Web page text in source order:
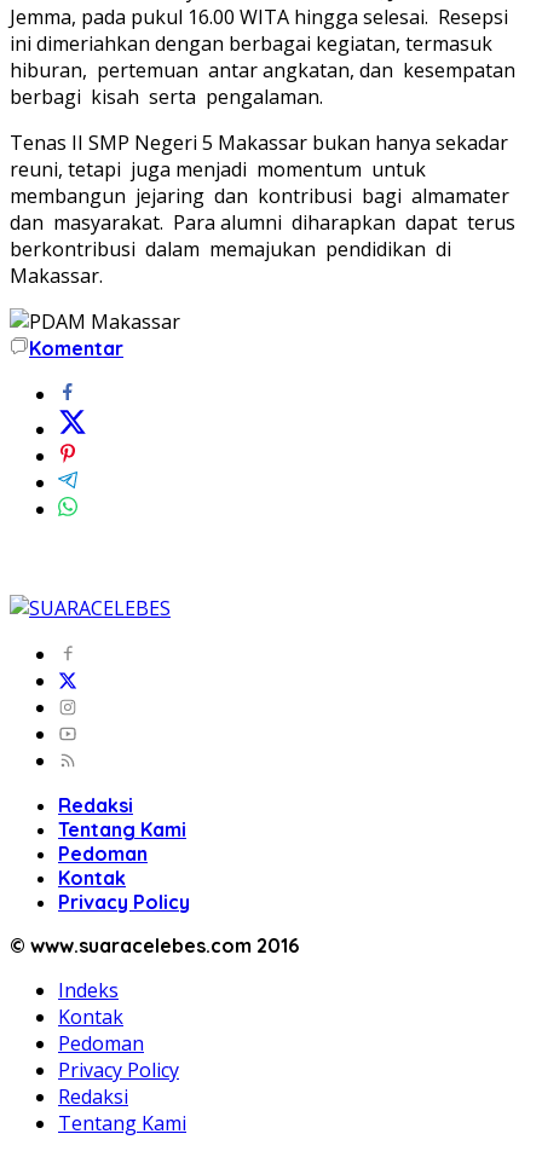
Jemma, pada pukul 16.00 WITA hingga selesai. Resepsi
ini dimeriahkan dengan berbagai kegiatan, termasuk
hiburan, pertemuan antar angkatan, dan kesempatan
berbagi kisah serta pengalaman.
Tenas II SMP Negeri 5 Makassar bukan hanya sekadar
reuni, tetapi juga menjadi momentum untuk
membangun jejaring dan kontribusi bagi almamater
dan masyarakat. Para alumni diharapkan dapat terus
berkontribusi dalam memajukan pendidikan di
Makassar.
Komentar
Redaksi
Tentang Kami
Pedoman
Kontak
Privacy Policy
© www.suaracelebes.com 2016
Indeks
Kontak
Pedoman
Privacy Policy
Redaksi
Tentang Kami